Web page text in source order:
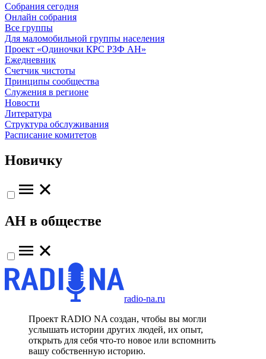
Собрания сегодня
Онлайн собрания
Все группы
Для маломобильной группы населения
Проект «Одиночки КРС РЗФ АН»
Ежедневник
Счетчик чистоты
Принципы сообщества
Служения в регионе
Новости
Литература
Структура обслуживания
Расписание комитетов
Новичку
АН в обществе
radio-na.ru
Проект RADIO NA создан, чтобы вы могли
услышать истории других людей, их опыт,
открыть для себя что-то новое или вспомнить
вашу собственную историю.